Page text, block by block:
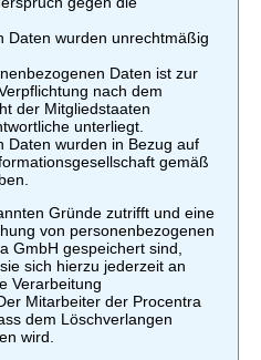
Daten wurden unrechtmäßig
Daten ist zur
nach dem
der Mitgliedstaaten
unterliegt.
Daten wurden in Bezug auf
gemäß
Gründe zutrifft und eine
von personenbezogenen
GmbH gespeichert sind,
sich hierzu jederzeit an
Verarbeitung
Mitarbeiter der Procentra
dem Löschverlangen
wird.